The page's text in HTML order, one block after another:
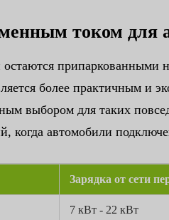
током для
припаркованными
более практичным и
выбором для таких
когда автомобили
Зарядка от сети
7 кВт - 22 кВт